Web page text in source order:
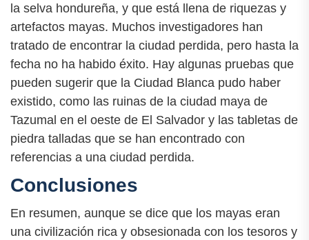
la selva hondureña, y que está llena de riquezas y
artefactos mayas. Muchos investigadores han
tratado de encontrar la ciudad perdida, pero hasta la
fecha no ha habido éxito. Hay algunas pruebas que
pueden sugerir que la Ciudad Blanca pudo haber
existido, como las ruinas de la ciudad maya de
Tazumal en el oeste de El Salvador y las tabletas de
piedra talladas que se han encontrado con
referencias a una ciudad perdida.
Conclusiones
En resumen, aunque se dice que los mayas eran
una civilización rica y obsesionada con los tesoros y